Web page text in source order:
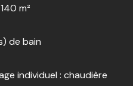
m²
de bain
individuel : chaudière